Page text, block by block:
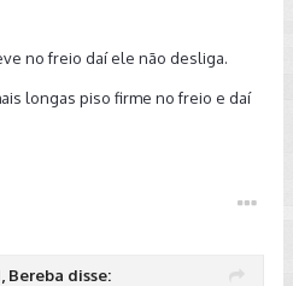
demorados ou transito parado .
conta se deu certo. Agora me
pra esta super máquina.
boa sorte !
Tapatalk
no freio daí ele não desliga.
longas piso firme no freio e daí
Bereba disse: